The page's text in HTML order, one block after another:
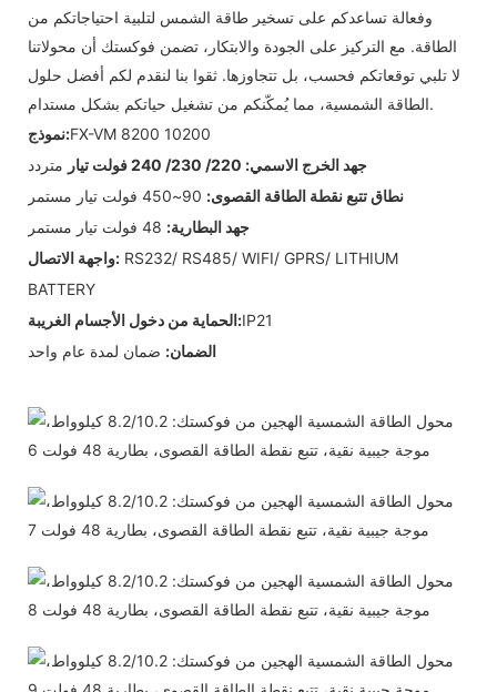
وفعالة تساعدكم على تسخير طاقة الشمس لتلبية احتياجاتكم من
الطاقة. مع التركيز على الجودة والابتكار، تضمن فوكستك أن محولاتنا
لا تلبي توقعاتكم فحسب، بل تتجاوزها. ثقوا بنا لنقدم لكم أفضل حلول
الطاقة الشمسية، مما يُمكّنكم من تشغيل حياتكم بشكل مستدام.
نموذج:FX-VM 8200 10200
جهد الخرج الاسمي: 220/ 230/ 240 فولت تيار
متردد
نطاق تتبع نقطة الطاقة القصوى:
جهد البطارية:
واجهة الاتصال: RS232/ RS485/ WIFI/ GPRS/ LITHIUM
BATTERY
الحماية من دخول الأجسام الغريبة:IP21
الضمان: ضمان لمدة عام واحد